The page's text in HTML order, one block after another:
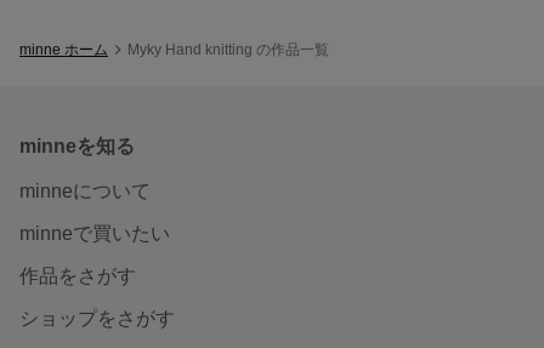
minne ホーム Myky Hand knitting の作品一覧
minneを知る
minneについて
minneで買いたい
作品をさがす
ショップをさがす